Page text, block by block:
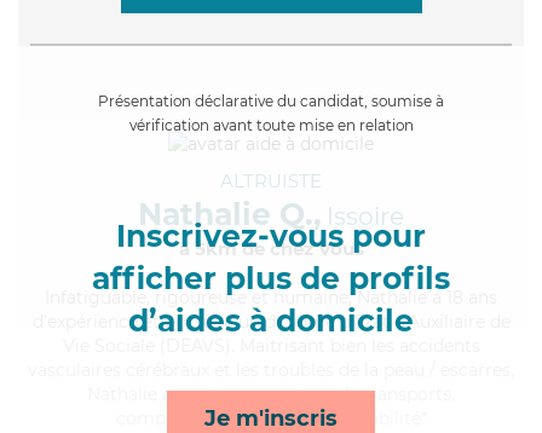
Présentation déclarative du candidat, soumise à
vérification avant toute mise en relation
Inscrivez-vous pour
afficher plus de profils
d’aides à domicile
Je m'inscris
ALTRUISTE
Nathalie Q., Issoire
à 5km de chez Vous
, rigoureuse et humaine, Nathalie a 18 ans
d'expérience et possède un diplôme d'État d'Auxiliaire de
Nathalie apporte ses services de transports,
compagnie/loisirs, repas et mobilité*